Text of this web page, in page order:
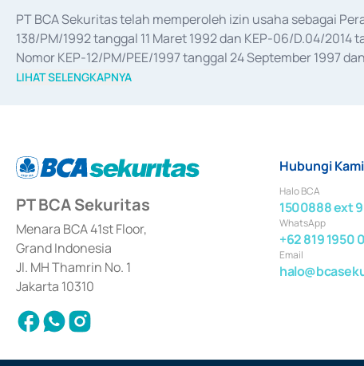
PT BCA Sekuritas telah memperoleh izin usaha sebagai
138/PM/1992 tanggal 11 Maret 1992 dan KEP-06/D.04/
Nomor KEP-12/PM/PEE/1997 tanggal 24 September 1997
merger, akuisisi, divestasi, dan
LIHAT SELENGKAPNYA
PT BCA Sekuritas
Menara BCA 41st Floor,
Grand Indonesia
Jl. MH Thamrin No. 1
Jakarta 10310
Hubungi Kami
Halo BCA
1500888 ext 9
WhatsApp
+62 819 1950
Email